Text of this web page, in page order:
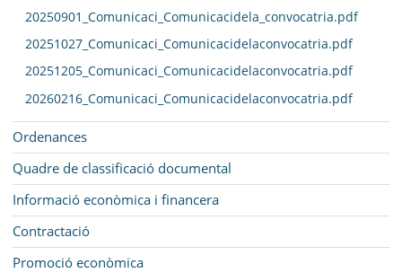
20250901_Comunicaci_Comunicacidela_convocatria.pdf
20251027_Comunicaci_Comunicacidelaconvocatria.pdf
20251205_Comunicaci_Comunicacidelaconvocatria.pdf
20260216_Comunicaci_Comunicacidelaconvocatria.pdf
Ordenances
Quadre de classificació documental
Informació econòmica i financera
Contractació
Promoció econòmica